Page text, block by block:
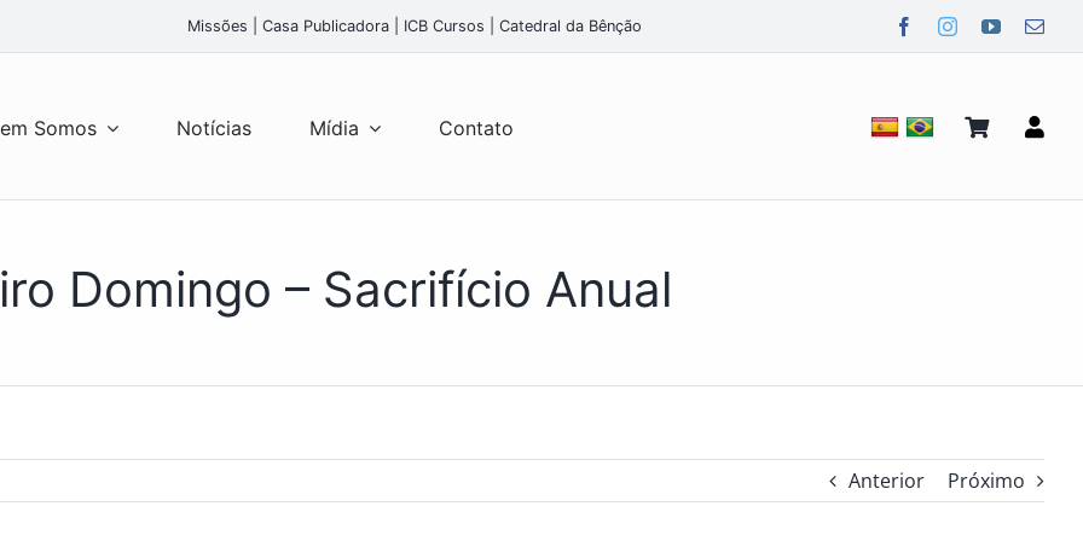
Missões |Casa Publicadora ICB Cursos |Catedral da Bênção
Somos Notícias Mídia Contato
Domingo – Sacrifício Anual
Anterior Próximo